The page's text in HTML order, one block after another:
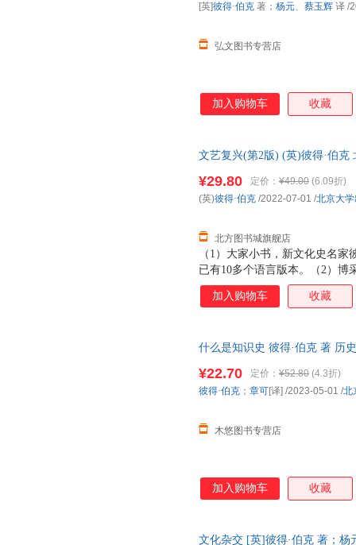
弘文图书专营店
[英]彼得·伯克 著； 杨元、 蔡玉辉 译 /
加入购物车 收藏
文艺复兴(第2版) (英)彼得·伯
（1）大家小书，新文化史名
已有10多个语言版本。（2）博
观点，伯克将文艺复兴视作一
启现代性的历史转折时期。（
¥29.80 定价： ¥49.00 (6.09折)
北方图书城旗舰店
(英)彼得·伯克 /2022-07-01 /北京大
加入购物车 收藏
什么是知识史 彼得·伯克 著 历史
¥22.70 定价： ¥52.80 (4.3折)
木悠图书专营店
彼得·伯克 ； 章可[译] /2023-05-01 /北
加入购物车 收藏
文化杂交 [英]彼得·伯克 著；杨